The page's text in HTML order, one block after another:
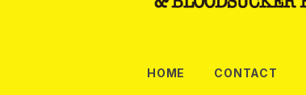
HOME CONTACT